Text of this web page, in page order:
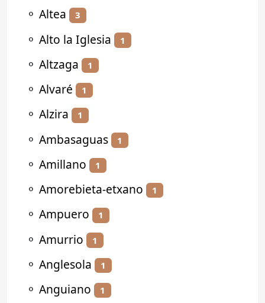
⚬ Altea 3
⚬ Alto la Iglesia 1
⚬ Altzaga 1
⚬ Alvaré 1
⚬ Alzira 1
⚬ Ambasaguas 1
⚬ Amillano 1
⚬ Amorebieta-etxano 1
⚬ Ampuero 1
⚬ Amurrio 1
⚬ Anglesola 1
⚬ Anguiano 1